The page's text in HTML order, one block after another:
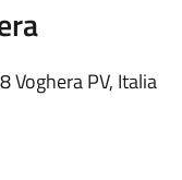
Voghera PV, Italia